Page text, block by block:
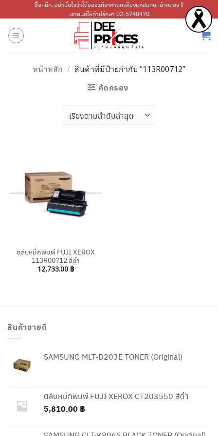
ไป
เนื้อหา
ซื้อหมึก..อย่ามั่นใจว่าได้ของแท้ราคาถูกเพียงแค่สแกนหน้ากล่อง !!
เรายินดีให้คำปรึกษา 02-5740470
หน้าหลัก / สินค้าที่มีป้ายกำกับ “113R00712”
คัดกรอง
ตลับหมึกพิมพ์ FUJI XEROX
113R00712 สีดำ
12,733.00 ฿
สินค้าขายดี
SAMSUNG MLT-D203E TONER (Original)
ตลับหมึกพิมพ์ FUJI XEROX CT203550 สีดำ
5,810.00 ฿